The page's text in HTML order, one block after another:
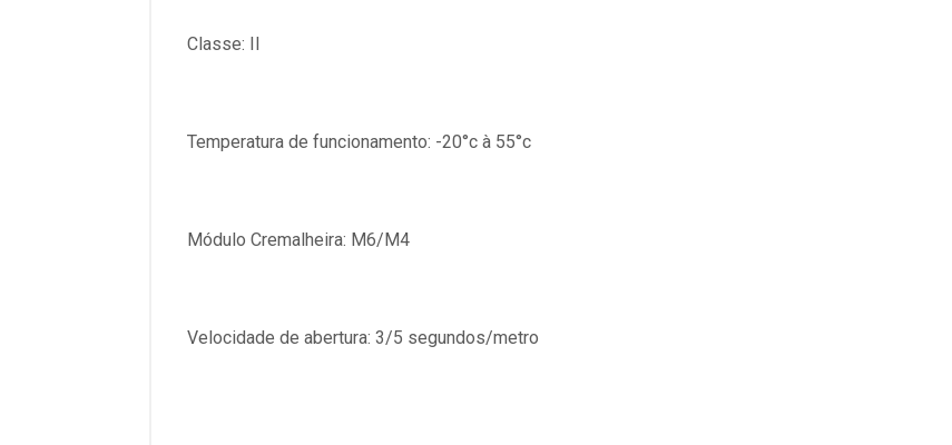
Classe: II
Temperatura de funcionamento: -20°c à 55°c
Módulo Cremalheira: M6/M4
Velocidade de abertura: 3/5 segundos/metro